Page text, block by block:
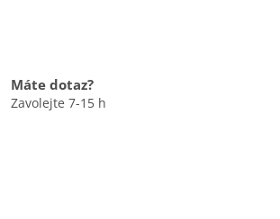
Máte dotaz?
Zavolejte 7-15 h